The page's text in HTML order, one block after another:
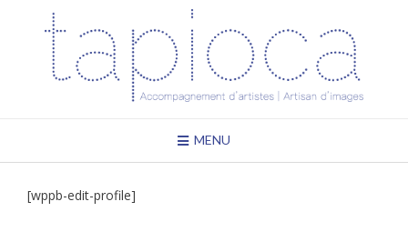
MENU
[wppb-edit-profile]